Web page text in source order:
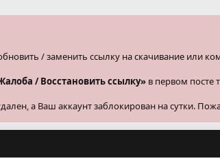
/ заменить ссылку на скачивание или
/ Восстановить ссылку» в первом посте
а Ваш аккаунт заблокирован на сутки.